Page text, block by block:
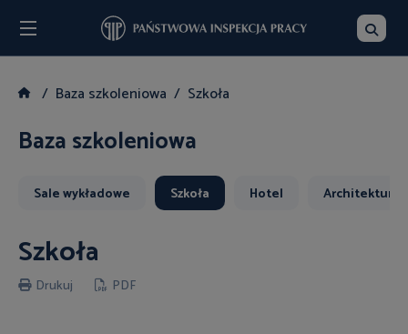
Baza szkoleniowa Szkoła
Baza szkoleniowa
Sale wykładowe Szkoła Hotel Architektura
Szkoła
Drukuj PDF
Szukaj